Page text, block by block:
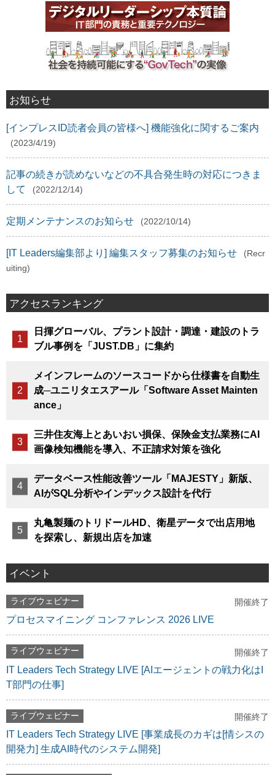
お知らせ
[インプレスID読者会員の皆様へ] 機能強化に関するご案内
(2023/4/19)
記事の続きが読めないなどの不具合発生時の対応につきま
して
(2022/12/14)
定期メンテナンスのお知らせ (2022/10/14)
[IT Leaders編集部より] 編集スタッフ募集のお知らせ
(Recr
uiting)
アクセスランキング
日揮グローバル、プラント設計・調達・建設のトラ
ブル事例を「JUST.DB」に集約
メインフレームのソースコードから仕様書を自動生
成─ユニリタエスアール「Software Asset Mainten
ance」
三井住友海上とあいおい損保、保険金支払業務にAI
画像検知機能を導入、不正請求対策を強化
データベース性能改善ツール「MAJESTY」新版、
AIがSQL分析やインデックス設計を代行
丸亀製麺のトリドールHD、衛星データで出店用地
を探索し、新規出店を加速
イベント
ライブウェビナー 開催終了
プロセスマイニング コンファレンス 2026 LIVE
ライブウェビナー 開催終了
IT Leaders Tech Strategy LIVE [AIエージェントの戦力化はI
T部門の仕事]
ライブウェビナー 開催終了
IT Leaders Tech Strategy LIVE [事業成長のカギは[情シスの
開発力] 生成AI時代のシステム開発]